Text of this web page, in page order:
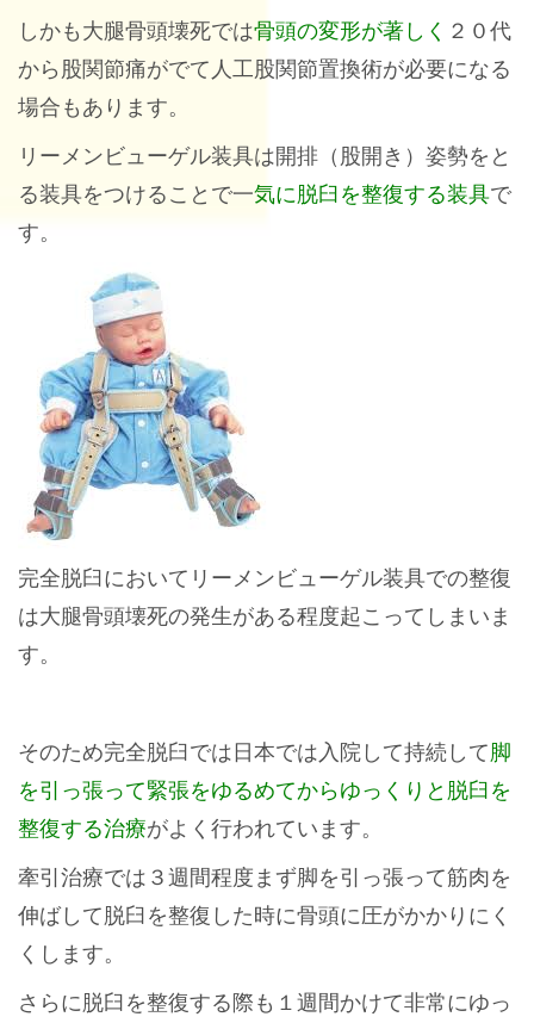
しかも大腿骨頭壊死では骨頭の変形が著しく ２０代
から股関節痛がでて人工股関節置換術が必要になる
場合もあります。
リーメンビューゲル装具は開排（股開き）姿勢をと
る装具をつけることで一気に脱臼を整復する装具で
す。
完全脱臼においてリーメンビューゲル装具での整復
は大腿骨頭壊死の発生がある程度起こってしまいま
す。
そのため完全脱臼では日本では入院して持続して脚
を引っ張って緊張をゆるめてからゆっくりと脱臼を
整復する治療がよく行われています。
牽引治療では３週間程度まず脚を引っ張って筋肉を
伸ばして脱臼を整復した時に骨頭に圧がかかりにく
くします。
さらに脱臼を整復する際も１週間かけて非常にゆっ